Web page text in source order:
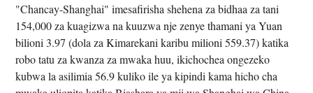
"Chancay-Shanghai" imesafirisha shehena za bidhaa za tani
154,000 za kuagizwa na kuuzwa nje zenye thamani ya Yuan
bilioni 3.97 (dola za Kimarekani karibu milioni 559.37) katika
robo tatu za kwanza za mwaka huu, ikichochea ongezeko
kubwa la asilimia 56.9 kuliko ile ya kipindi kama hicho cha